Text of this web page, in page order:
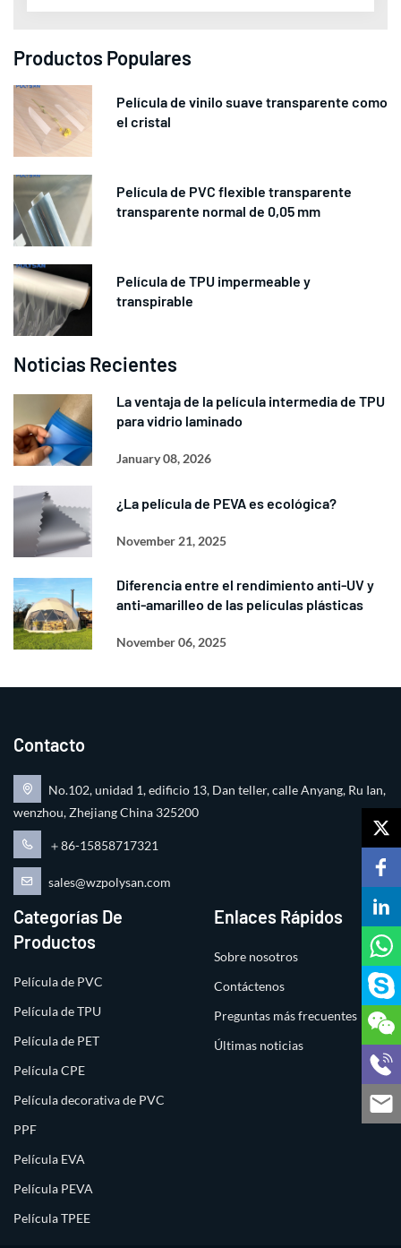
Productos Populares
Película de vinilo suave transparente como
el cristal
Película de PVC flexible transparente
transparente normal de 0,05 mm
Película de TPU impermeable y
transpirable
Noticias Recientes
La ventaja de la película intermedia de TPU
para vidrio laminado
January 08, 2026
¿La película de PEVA es ecológica?
November 21, 2025
Diferencia entre el rendimiento anti-UV y
anti-amarilleo de las películas plásticas
November 06, 2025
Contacto
No.102, unidad 1, edificio 13, Dan teller, calle Anyang, Ru Ian,
wenzhou, Zhejiang China 325200
＋86-15858717321
sales@wzpolysan.com
Categorías De
Productos
Película de PVC
Película de TPU
Película de PET
Película CPE
Película decorativa de PVC
PPF
Película EVA
Película PEVA
Película TPEE
Enlaces Rápidos
Sobre nosotros
Contáctenos
Preguntas más frecuentes
Últimas noticias